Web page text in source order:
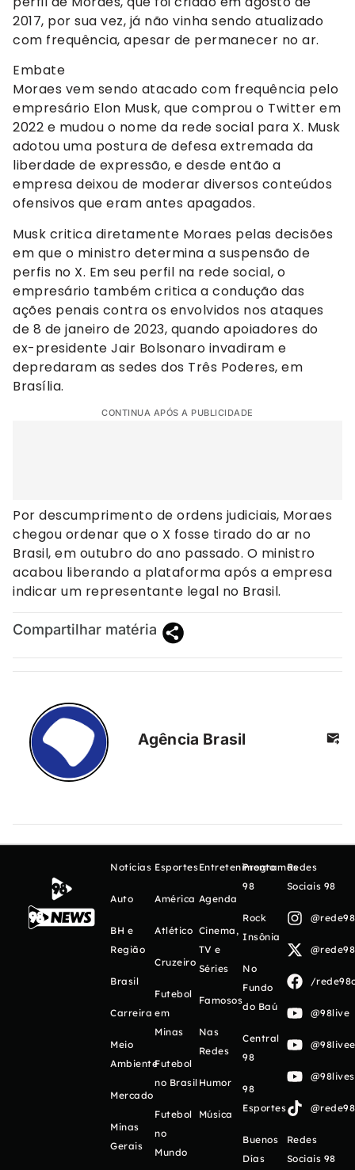
2017, por sua vez, já não vinha sendo atualizado
com frequência, apesar de permanecer no ar.
Embate
Moraes vem sendo atacado com frequência pelo
empresário Elon Musk, que comprou o Twitter em
2022 e mudou o nome da rede social para X. Musk
adotou uma postura de defesa extremada da
liberdade de expressão, e desde então a
empresa deixou de moderar diversos conteúdos
ofensivos que eram antes apagados.
Musk critica diretamente Moraes pelas decisões
em que o ministro determina a suspensão de
perfis no X. Em seu perfil na rede social, o
empresário também critica a condução das
ações penais contra os envolvidos nos ataques
de 8 de janeiro de 2023, quando apoiadores do
ex-presidente Jair Bolsonaro invadiram e
depredaram as sedes dos Três Poderes, em
Brasília.
CONTINUA APÓS A PUBLICIDADE
Por descumprimento de ordens judiciais, Moraes
chegou ordenar que o X fosse tirado do ar no
Brasil, em outubro do ano passado. O ministro
acabou liberando a plataforma após a empresa
indicar um representante legal no Brasil.
Compartilhar matéria
Agência Brasil
Notícias
Auto
BH e
Região
Brasil
Carreira
Meio
Ambiente
Mercado
Minas
Gerais
Esportes
América
Atlético
Cruzeiro
Futebol
em
Minas
Futebol
no Brasil
Futebol
no
Mundo
Entretenimento
Agenda
Cinema,
TV e
Séries
Famosos
Nas
Redes
Humor
Música
Programas
98
Rock
Insônia
No
Fundo
do Baú
Central
98
98
Esportes
Buenos
Días
Redes
Sociais 98
/
@98live
Redes
Sociais 98